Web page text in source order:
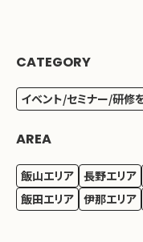
CATEGORY
イベント/セミナー/研修
AREA
飯山エリア 長野エリア
飯田エリア 伊那エリア